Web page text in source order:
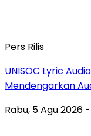
Pers Rilis
UNISOC Lyric
Mendengarkan
Rabu, 5 Agu 2026